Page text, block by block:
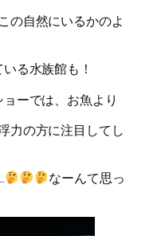
の自然にいるかのよ
る水族館も！
ーでは、お魚より
力の方に注目してし
なーんて思っ